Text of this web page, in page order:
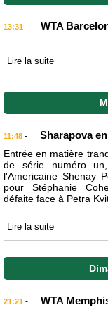
13:31 - WTA
Lire la suite
11:48 - Sharapova
Entrée en matière
de série numéro
l'Americaine Shenay
pour Stéphanie
défaite face à Petra
Lire la suite
21:21 - WTA